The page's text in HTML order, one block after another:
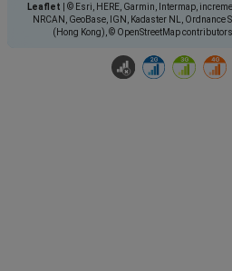
Leaflet
© Esri, HERE, Garmin, Intermap,
NRCAN, GeoBase, IGN, Kadaster NL, Ordnance
(Hong Kong), © OpenStreetMap